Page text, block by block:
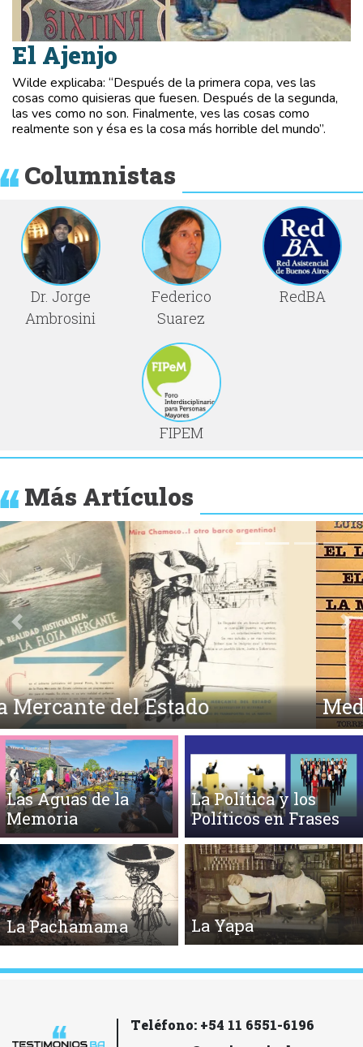
El Ajenjo
Wilde explicaba: “Después de la primera copa, ves las
cosas como quisieras que fuesen. Después de la segunda,
las ves como no son. Finalmente, ves las cosas como
realmente son y ésa es la cosa más horrible del mundo”.
Columnistas
Dr. Jorge
Ambrosini
Federico
Suarez
RedBA
FIPEM
Más Artículos
Medicina y Lunfardo
Anterior
Las Aguas de la
Memoria
La Política y los
Políticos en Frases
La Pachamama La Yapa
Teléfono: +54 11 6551-6196